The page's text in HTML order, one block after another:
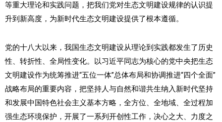
等重大理论和实践问题，把我们党对生态文明建设规律的认识提
升到新高度，为新时代生态文明建设提供了根本遵循。
党的十八大以来，我国生态文明建设从理论到实践都发生了历史
性、转折性、全局性变化。以习近平同志为核心的党中央把生态
文明建设作为统筹推进“五位一体”总体布局和协调推进“四个全面”
战略布局的重要内容，把坚持人与自然和谐共生纳入新时代坚持
和发展中国特色社会主义基本方略，全方位、全地域、全过程加
强生态环境保护，开展了一系列开创性工作，决心之大、力度之